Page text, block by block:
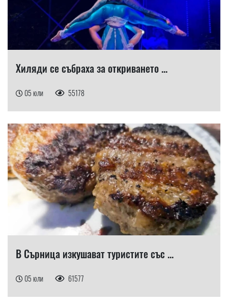
Хиляди се събраха за откриването ...
05 юли 55178
В Сърница изкушават туристите със ...
05 юли 61577